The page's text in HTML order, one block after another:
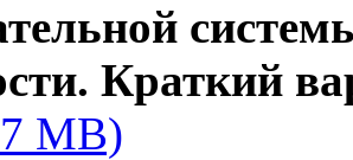
Краткий
MB)